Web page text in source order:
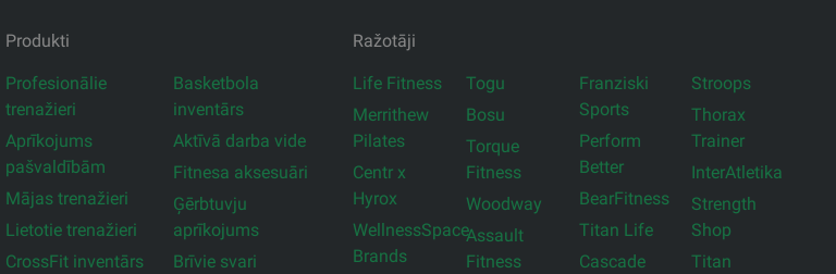
Produkti
Profesionālie
trenažieri
Aprīkojums
pašvaldībām
Mājas trenažieri
Lietotie trenažieri
CrossFit inventārs
Basketbola
inventārs
Aktīvā darba vide
Fitnesa aksesuāri
Ģērbtuvju
aprīkojums
Brīvie svari
Ražotāji
Life Fitness
Merrithew
Pilates
Centr x
Hyrox
WellnessSpace
Brands
Togu
Bosu
Torque
Fitness
Woodway
Assault
Fitness
Franziski
Sports
Perform
Better
BearFitness
Titan Life
Cascade
Stroops
Thorax
Trainer
InterAtletika
Strength
Shop
Titan